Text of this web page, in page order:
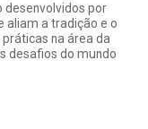
desenvolvidos por
aliam a tradição e o
na área da
desafios do mundo